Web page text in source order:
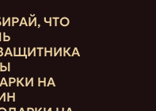
ЧТО
НА